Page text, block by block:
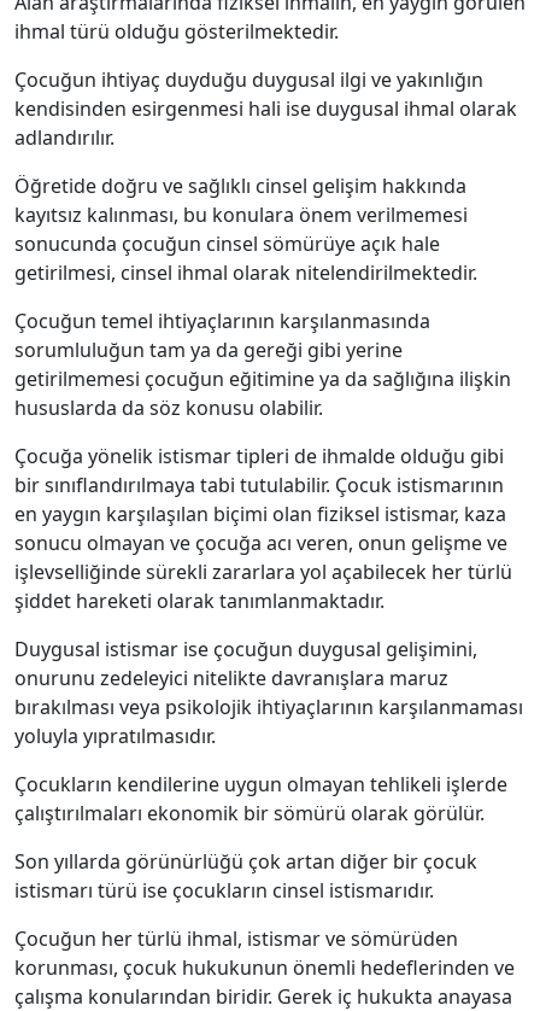
ihmal türü olduğu gösterilmektedir.
Çocuğun ihtiyaç duyduğu duygusal ilgi ve yakınlığın
kendisinden esirgenmesi hali ise duygusal ihmal olarak
adlandırılır.
Öğretide doğru ve sağlıklı cinsel gelişim hakkında
kayıtsız kalınması, bu konulara önem verilmemesi
sonucunda çocuğun cinsel sömürüye açık hale
getirilmesi, cinsel ihmal olarak nitelendirilmektedir.
Çocuğun temel ihtiyaçlarının karşılanmasında
sorumluluğun tam ya da gereği gibi yerine
getirilmemesi çocuğun eğitimine ya da sağlığına ilişkin
hususlarda da söz konusu olabilir.
Çocuğa yönelik istismar tipleri de ihmalde olduğu gibi
bir sınıflandırılmaya tabi tutulabilir. Çocuk istismarının
en yaygın karşılaşılan biçimi olan fiziksel istismar, kaza
sonucu olmayan ve çocuğa acı veren, onun gelişme ve
işlevselliğinde sürekli zararlara yol açabilecek her türlü
şiddet hareketi olarak tanımlanmaktadır.
Duygusal istismar ise çocuğun duygusal gelişimini,
onurunu zedeleyici nitelikte davranışlara maruz
bırakılması veya psikolojik ihtiyaçlarının karşılanmaması
yoluyla yıpratılmasıdır.
Çocukların kendilerine uygun olmayan tehlikeli işlerde
çalıştırılmaları ekonomik bir sömürü olarak görülür.
Son yıllarda görünürlüğü çok artan diğer bir çocuk
istismarı türü ise çocukların cinsel istismarıdır.
Çocuğun her türlü ihmal, istismar ve sömürüden
korunması, çocuk hukukunun önemli hedeflerinden ve
çalışma konularından biridir. Gerek iç hukukta anayasa